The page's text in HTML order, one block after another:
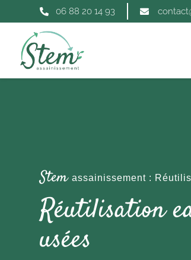
 06 88 20 14 93 
Stemassainissement :
Réutilisation
usées